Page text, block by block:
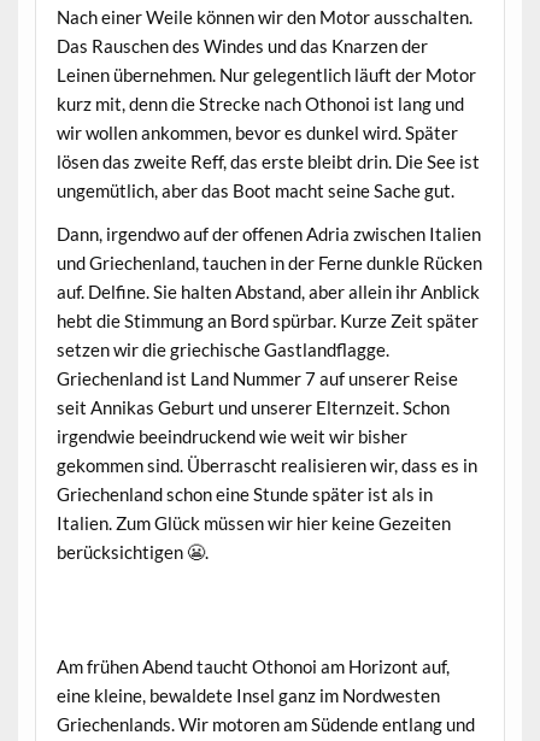
Nach einer Weile können wir den Motor ausschalten.
Das Rauschen des Windes und das Knarzen der
Leinen übernehmen. Nur gelegentlich läuft der Motor
kurz mit, denn die Strecke nach Othonoi ist lang und
wir wollen ankommen, bevor es dunkel wird. Später
lösen das zweite Reff, das erste bleibt drin. Die See ist
ungemütlich, aber das Boot macht seine Sache gut.
Dann, irgendwo auf der offenen Adria zwischen Italien
und Griechenland, tauchen in der Ferne dunkle Rücken
auf. Delfine. Sie halten Abstand, aber allein ihr Anblick
hebt die Stimmung an Bord spürbar. Kurze Zeit später
setzen wir die griechische Gastlandflagge.
Griechenland ist Land Nummer 7 auf unserer Reise
seit Annikas Geburt und unserer Elternzeit. Schon
irgendwie beeindruckend wie weit wir bisher
gekommen sind. Überrascht realisieren wir, dass es in
Griechenland schon eine Stunde später ist als in
Italien. Zum Glück müssen wir hier keine Gezeiten
berücksichtigen 😬.
Am frühen Abend taucht Othonoi am Horizont auf,
eine kleine, bewaldete Insel ganz im Nordwesten
Griechenlands. Wir motoren am Südende entlang und